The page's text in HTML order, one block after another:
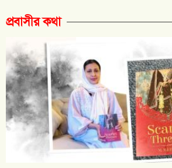
প্রবাসীর কথা